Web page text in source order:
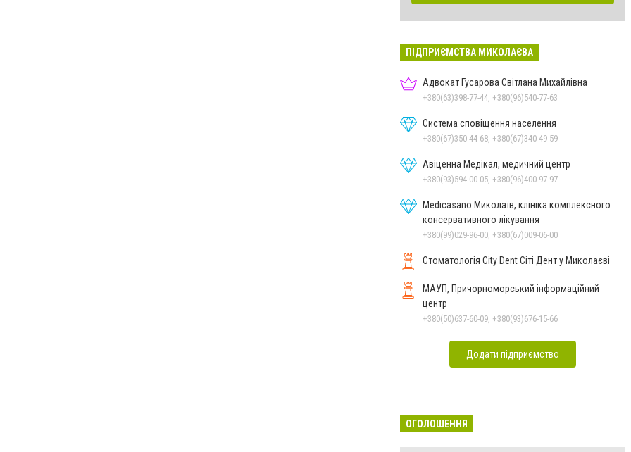
ПІДПРИЄМСТВА МИКОЛАЄВА
Адвокат Гусарова Світлана Михайлівна
+380(63)398-77-44, +380(96)540-77-63
Система сповіщення населення
+380(67)350-44-68, +380(67)340-49-59
Авіценна Медікал, медичний центр
+380(93)594-00-05, +380(96)400-97-97
Medicasano Миколаїв, клініка комплексного
консервативного лікування
+380(99)029-96-00, +380(67)009-06-00
Стоматологія City Dent Сіті Дент у Миколаєві
МАУП, Причорноморський інформаційний
центр
+380(50)637-60-09, +380(93)676-15-66
Додати підприємство
ОГОЛОШЕННЯ